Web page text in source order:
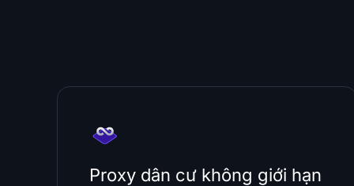
Proxy dân cư không giới hạn